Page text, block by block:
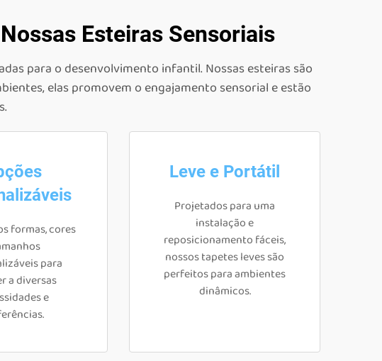
Esteiras Sensoriais
para o desenvolvimento infantil. Nossas esteiras são
elas promovem o engajamento sensorial e estão
formas, cores
para
a diversas
e
Leve e Portátil
Projetados para uma
instalação e
reposicionamento fáceis,
nossos tapetes leves são
perfeitos para ambientes
dinâmicos.